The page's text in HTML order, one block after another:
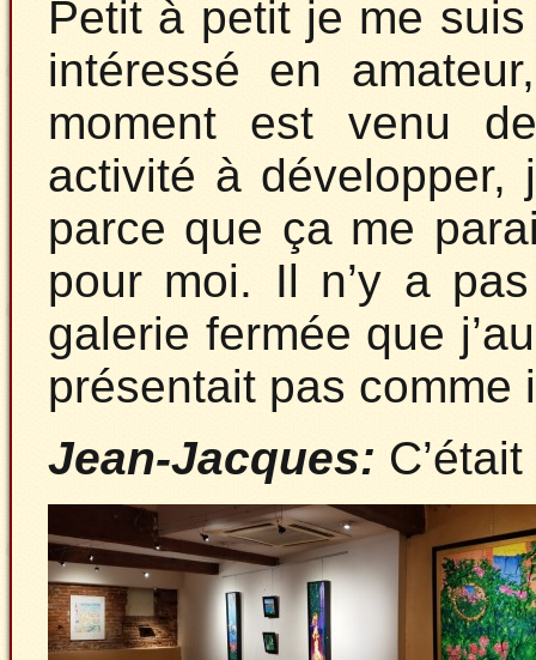
Petit à petit je me
intéressé en
moment est venu
activité à développer,
parce que ça me
pour moi. Il n’y a
galerie fermée que
présentait pas comme
Jean-Jacques: